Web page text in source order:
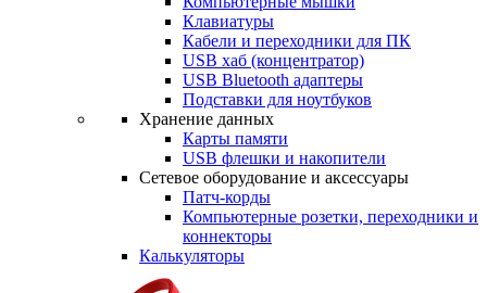
Клавиатуры
Кабели и переходники для ПК
USB хаб (концентратор)
USB Bluetooth адаптеры
Подставки для ноутбуков
Хранение данных
Карты памяти
USB флешки и накопители
Сетевое оборудование и аксессуары
Патч-корды
Компьютерные розетки, переходники и
коннекторы
Калькуляторы